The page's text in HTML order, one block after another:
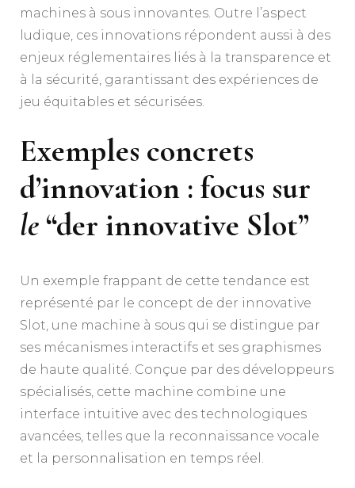
machines à sous innovantes. Outre l’aspect
ludique, ces innovations répondent aussi à des
enjeux réglementaires liés à la transparence et
à la sécurité, garantissant des expériences de
jeu équitables et sécurisées.
Exemples concrets
d’innovation : focus sur
le “der innovative Slot”
Un exemple frappant de cette tendance est
représenté par le concept de der innovative
Slot, une machine à sous qui se distingue par
ses mécanismes interactifs et ses graphismes
de haute qualité. Conçue par des développeurs
spécialisés, cette machine combine une
interface intuitive avec des technologiques
avancées, telles que la reconnaissance vocale
et la personnalisation en temps réel.